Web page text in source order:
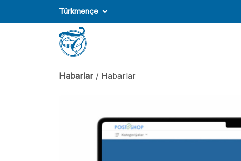
Türkmençe
Habarlar / Habarlar